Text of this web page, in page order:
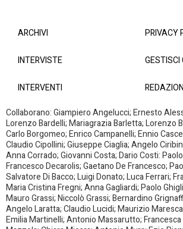
ARCHIVI
INTERVISTE
INTERVENTI
PRIVACY
GESTISCI
Collaborano: Giampiero Angelucci; Ernesto
Lorenzo Bardelli; Mariagrazia Barletta; Lorenzo
Carlo Borgomeo; Enrico Campanelli; Ennio
Claudio Cipollini; Giuseppe Ciaglia; Angelo
Anna Corrado; Giovanni Costa; Dario Costi:
Francesco Decarolis; Gaetano De Francesco;
Salvatore Di Bacco; Luigi Donato; Luca Ferrari;
Maria Cristina Fregni; Anna Gagliardi; Paolo
Mauro Grassi; Niccolò Grassi; Bernardino
Angelo Laratta; Claudio Lucidi; Maurizio
Emilia Martinelli; Antonio Massarutto;